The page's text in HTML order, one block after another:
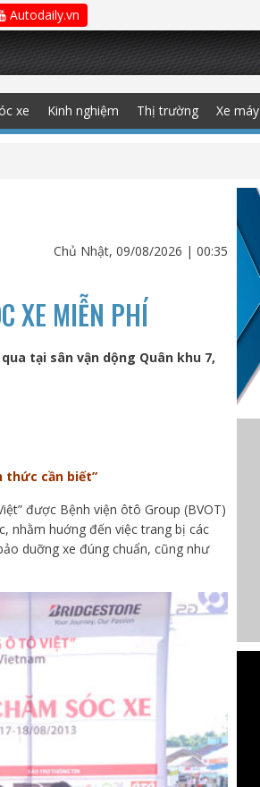
Autodaily.vn
xe Kinh nghiệm Thị trường Xe máy
Chủ Nhật, 09/08/2026 | 00:35
XE MIỄN PHÍ
tại sân vận dộng Quân khu 7,
thức cần biết”
được Bệnh viện ôtô Group (BVOT)
nhằm huớng đến việc trang bị các
duỡng xe đúng chuẩn, cũng như